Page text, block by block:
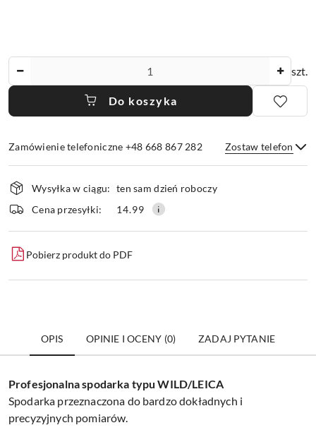
szt.
Do koszyka
Zamówienie telefoniczne +48 668 867 282 Zostaw telefon
Wyślij
Dostępność
i
dostawa
Wysyłka w ciągu: ten sam dzień roboczy
Cena przesyłki:
14.99
Pobierz produkt do PDF
OPIS OPINIE I OCENY (0) ZADAJ PYTANIE
Profesjonalna spodarka typu WILD/LEICA
Spodarka przeznaczona do bardzo dokładnych i
precyzyjnych pomiarów.